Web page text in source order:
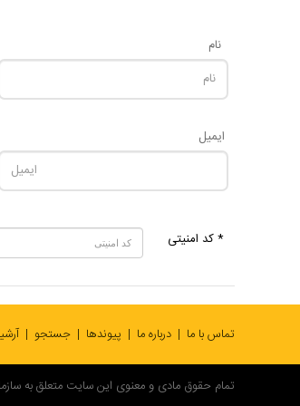
نام
ایمیل
* کد امنیتی
تماس با ما درباره ما پیوندها جستجو
تمام حقوق مادی و معنوی این سایت متعلق به